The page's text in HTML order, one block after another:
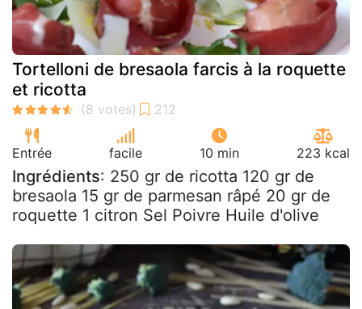
Tortelloni de bresaola farcis à la roquette
et ricotta
Entrée facile 10 min 223 kcal
Ingrédients: 250 gr de ricotta 120 gr de
bresaola 15 gr de parmesan râpé 20 gr de
roquette 1 citron Sel Poivre Huile d'olive